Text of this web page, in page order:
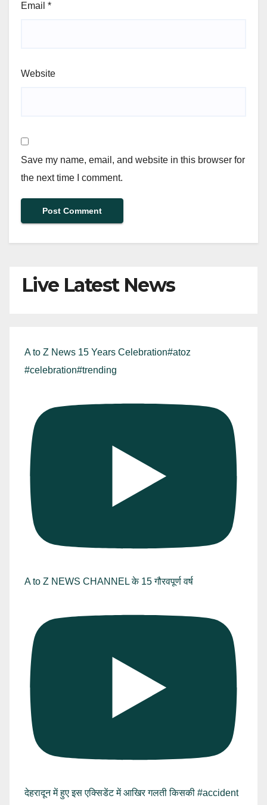
Email *
Website
Save my name, email, and website in this browser for
the next time I comment.
Live Latest News
A to Z News 15 Years Celebration#atoz
#celebration#trending
A to Z NEWS CHANNEL के 15 गौरवपूर्ण वर्ष
देहरादून में हुए इस एक्सिडेंट में आखिर गलती किसकी #accident